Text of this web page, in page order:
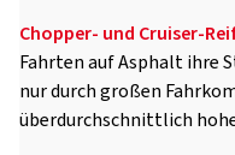
Chopper- und Cruiser-
Fahrten auf Asphalt ihre
nur durch großen
überdurchschnittlich